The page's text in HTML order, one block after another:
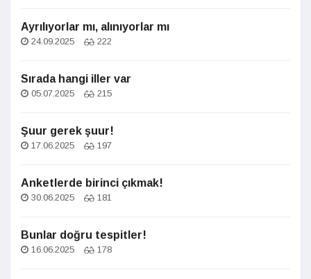
Ayrılıyorlar mı, alınıyorlar mı
24.09.2025 222
Sırada hangi iller var
05.07.2025 215
Şuur gerek şuur!
17.06.2025 197
Anketlerde birinci çıkmak!
30.06.2025 181
Bunlar doğru tespitler!
16.06.2025 178